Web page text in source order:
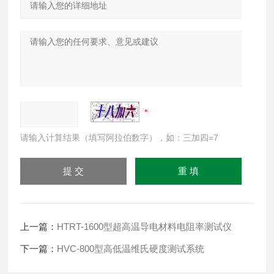
请输入计算结果（填写阿拉伯数字），如：三加四=7
上一篇： HTRT-1600型超高温导电材料电阻率测试仪
下一篇： HVC-800型高低温维氏硬度测试系统